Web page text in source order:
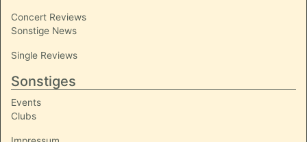
Concert Reviews
Sonstige News
Single Reviews
Sonstiges
Events
Clubs